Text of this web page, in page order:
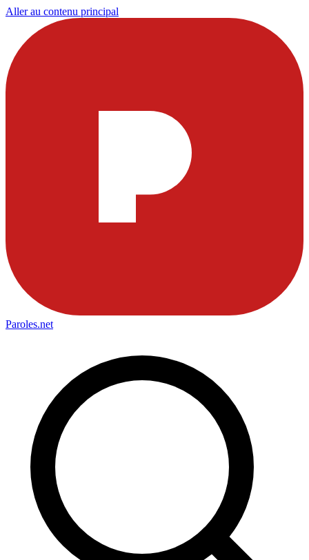
Aller au contenu principal
Paroles.net